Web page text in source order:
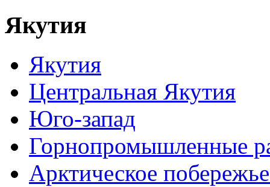
Якутия
Якутия
Центральная Якутия
Юго-запад
Горнопромышленные
Арктическое